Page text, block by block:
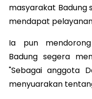
masyarakat Badung
mendapat
Ia pun
Badung segera
"Sebagai anggota
menyuarakan